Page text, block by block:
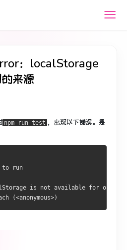
：localStorage
来源
npm run test ，出现以下错误。 是
run
is not available for opaque
(<anonymous>)